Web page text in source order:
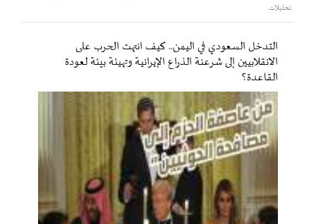
تحليلات
التدخل السعودي في اليمن.. كيف انتهت الحرب على
الانقلابيين إلى شرعنة الذراع الإيرانية وتهيئة بيئة لعودة
القاعدة؟